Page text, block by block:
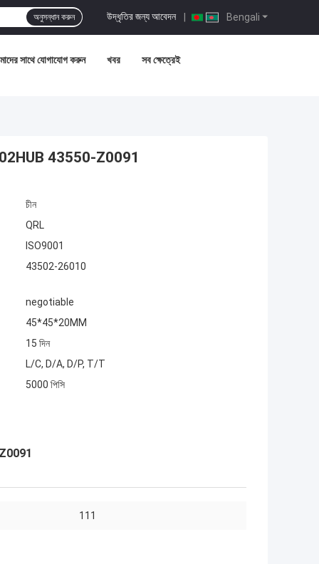
Bengali
উদ্ধৃতির জন্য আবেদন |
অনুসন্ধান করুন
সাথে যোগাযোগ করুন খবর সব ক্ষেত্রেই
43550-Z0091
চীন
QRL
ISO9001
43502-26010
negotiable
45*45*20MM
15 দিন
L/C, D/A, D/P, T/T
5000 পিসি
111